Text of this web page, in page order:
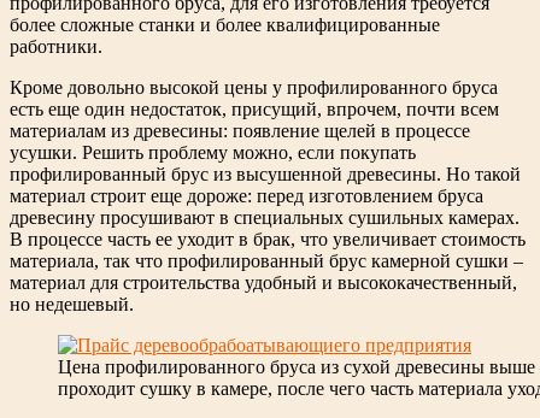
более сложные станки и более квалифицированные
работники.
Кроме довольно высокой цены у профилированного бруса
есть еще один недостаток, присущий, впрочем, почти всем
материалам из древесины: появление щелей в процессе
усушки. Решить проблему можно, если покупать
профилированный брус из высушенной древесины. Но такой
материал строит еще дороже: перед изготовлением бруса
древесину просушивают в специальных сушильных камерах.
В процессе часть ее уходит в брак, что увеличивает стоимость
материала, так что профилированный брус камерной сушки –
материал для строительства удобный и высококачественный,
но недешевый.
Цена профилированного бруса из сухой древесины
проходит сушку в камере, после чего часть материала